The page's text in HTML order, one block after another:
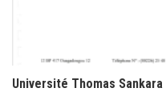
Université Thomas